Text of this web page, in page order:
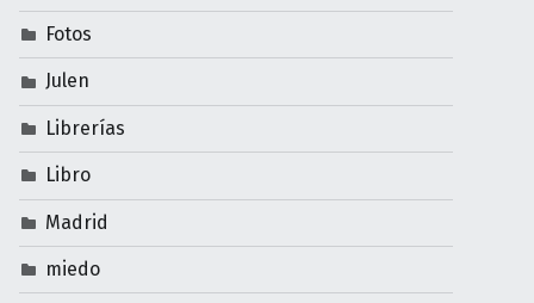
Fotos
Julen
Librerías
Libro
Madrid
miedo